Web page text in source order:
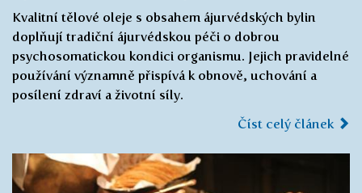
Kvalitní tělové oleje s obsahem ájurvédských bylin
doplňují tradiční ájurvédskou péči o dobrou
psychosomatickou kondici organismu. Jejich pravidelné
používání významně přispívá k obnově, uchování a
posílení zdraví a životní síly.
Číst celý článek